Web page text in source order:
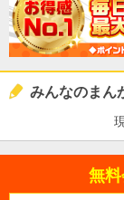
みんなのまん
無